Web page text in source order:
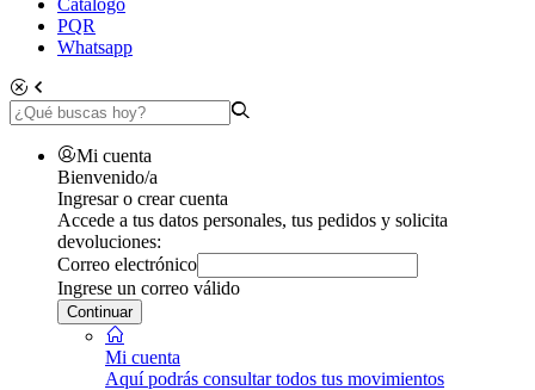
PQR
Whatsapp
Mi cuenta
Bienvenido/a
Ingresar o crear cuenta
Accede a tus datos personales, tus pedidos y solicita
devoluciones:
Correo electrónico
Ingrese un correo válido
Continuar
Mi cuenta
Aquí podrás consultar todos tus movimientos